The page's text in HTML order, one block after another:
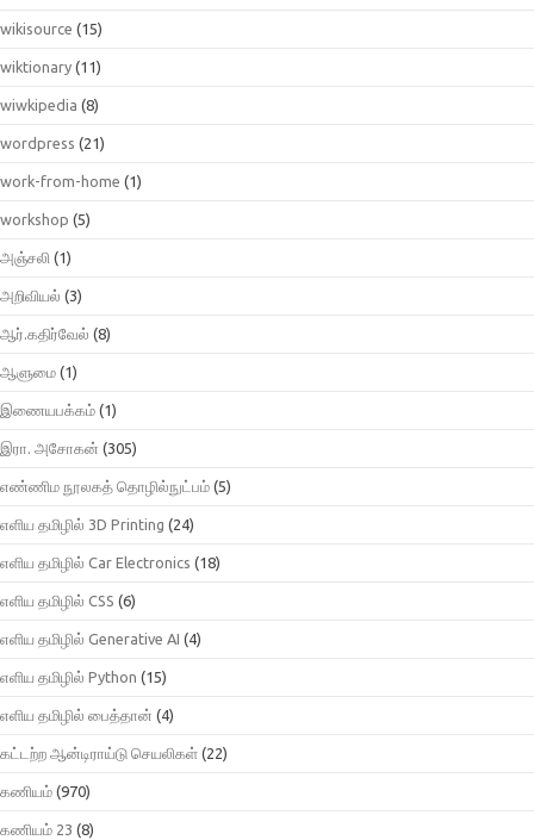
wikisource (15)
wiktionary (11)
wiwkipedia (8)
wordpress (21)
work-from-home (1)
workshop (5)
அஞ்சலி (1)
அறிவியல் (3)
ஆர்.கதிர்வேல் (8)
ஆளுமை (1)
இணையபக்கம் (1)
இரா. அசோகன் (305)
எண்ணிம நூலகத் தொழில்நுட்பம் (5)
எளிய தமிழில் 3D Printing (24)
எளிய தமிழில் Car Electronics (18)
எளிய தமிழில் CSS (6)
எளிய தமிழில் Generative AI (4)
எளிய தமிழில் Python (15)
எளிய தமிழில் பைத்தான் (4)
கட்டற்ற ஆன்டிராய்டு செயலிகள் (22)
கணியம் (970)
கணியம் 23 (8)